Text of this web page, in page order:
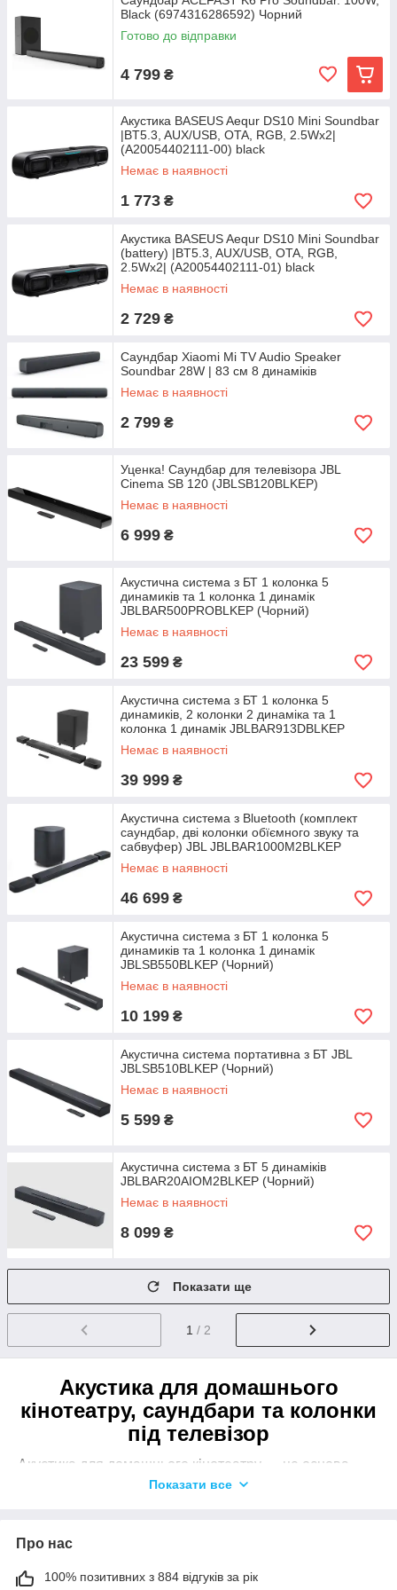
Black (6974316286592) Чорний
Готово до відправки
4 799 ₴
Акустика BASEUS Aequr DS10 Mini Soundbar
|BT5.3, AUX/USB, OTA, RGB, 2.5Wx2|
(A20054402111-00) black
Немає в наявності
1 773 ₴
Акустика BASEUS Aequr DS10 Mini Soundbar
(battery) |BT5.3, AUX/USB, OTA, RGB,
2.5Wx2| (A20054402111-01) black
Немає в наявності
2 729 ₴
Саундбар Xiaomi Mi TV Audio Speaker
Soundbar 28W | 83 см 8 динаміків
Немає в наявності
2 799 ₴
Уценка! Саундбар для телевізора JBL
Cinema SB 120 (JBLSB120BLKEP)
Немає в наявності
6 999 ₴
Акустична система з БТ 1 колонка 5
динамиків та 1 колонка 1 динамік
JBLBAR500PROBLKEP (Чорний)
Немає в наявності
23 599 ₴
Акустична система з БТ 1 колонка 5
динамиків, 2 колонки 2 динаміка та 1
колонка 1 динамік JBLBAR913DBLKEP
(Чорний)
Немає в наявності
39 999 ₴
Акустична система з Bluetooth (комплект
саундбар, дві колонки обїємного звуку та
сабвуфер) JBL JBLBAR1000M2BLKEP
(Чорний)
Немає в наявності
46 699 ₴
Акустична система з БТ 1 колонка 5
динамиків та 1 колонка 1 динамік
JBLSB550BLKEP (Чорний)
Немає в наявності
10 199 ₴
Акустична система портативна з БТ JBL
JBLSB510BLKEP (Чорний)
Немає в наявності
5 599 ₴
Акустична система з БТ 5 динаміків
JBLBAR20AIOM2BLKEP (Чорний)
Немає в наявності
8 099 ₴
Показати ще
1 / 2
Акустика для домашнього
кінотеатру, саундбари та колонки
під телевізор
Акустика для домашнього кінотеатру — це основа
яскравих емоцій від перегляду фільмів і серіалів.
занурення. Якщо ви хочете перетворити вітальню на
справжній кінотеатр, якісна акустична система стане
Показати все
Про нас
100% позитивних з 884 відгуків за рік